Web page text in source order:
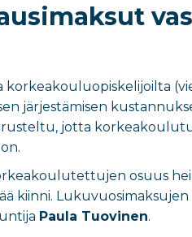
korkeakouluopiskelijoilta
järjestämisen
jotta
osuus
kiinni.
Paula Tuovinen.